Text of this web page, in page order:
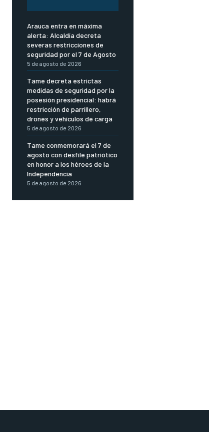
Arauca entra en máxima
alerta: Alcaldía decreta
severas restricciones de
seguridad por el 7 de Agosto
5 de agosto de 2026
Tame decreta estrictas
medidas de seguridad por la
posesión presidencial: habrá
restricción de parrillero,
drones y vehículos de carga
5 de agosto de 2026
Tame conmemorará el 7 de
agosto con desfile patriótico
en honor a los héroes de la
Independencia
5 de agosto de 2026